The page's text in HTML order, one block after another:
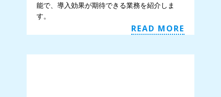
能で、導入効果が期待できる業務を紹介しま
す。
READ MORE